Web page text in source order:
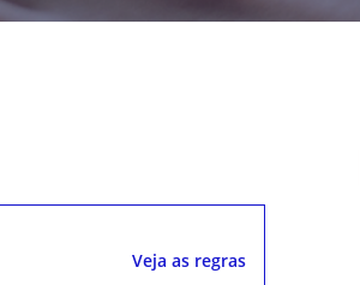
Veja as regras